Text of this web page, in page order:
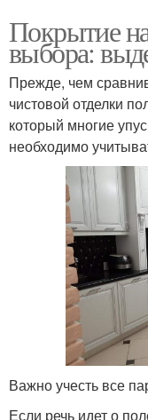
Покрытие
выбора:
Прежде, чем
чистовой отделки
который многие
необходимо
Важно учесть все
Если речь идет о